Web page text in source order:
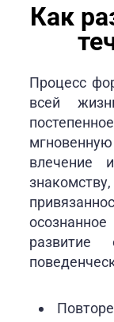
Как
Процесс
всей
влечение